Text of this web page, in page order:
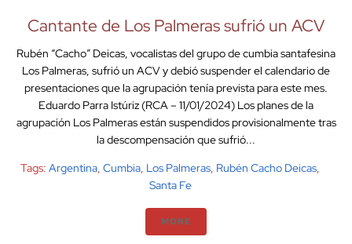
Cantante de Los Palmeras sufrió un ACV
Rubén “Cacho” Deicas, vocalistas del grupo de cumbia santafesina
Los Palmeras, sufrió un ACV y debió suspender el calendario de
presentaciones que la agrupación tenía prevista para este mes.
Eduardo Parra Istúriz (RCA – 11/01/2024) Los planes de la
agrupación Los Palmeras están suspendidos provisionalmente tras
la descompensación que sufrió...
Tags: Argentina, Cumbia, Los Palmeras, Rubén Cacho Deicas,
Santa Fe
MORE